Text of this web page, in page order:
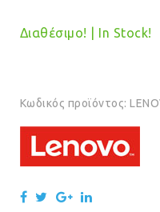
Διαθέσιμο! | In Stock!
Κωδικός προϊόντος: